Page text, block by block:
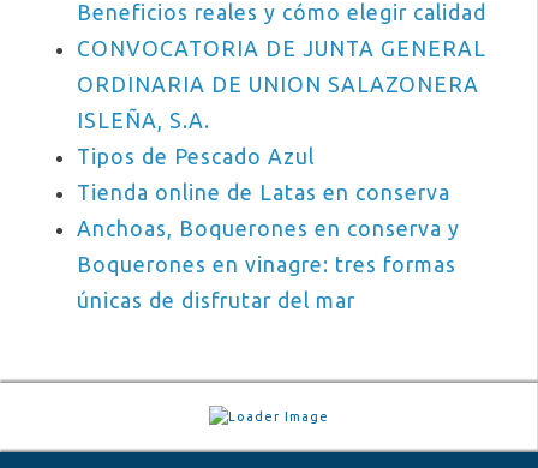
Beneficios reales y cómo elegir calidad
CONVOCATORIA DE JUNTA GENERAL
ORDINARIA DE UNION SALAZONERA
ISLEÑA, S.A.
Tipos de Pescado Azul
Tienda online de Latas en conserva
Anchoas, Boquerones en conserva y
Boquerones en vinagre: tres formas
únicas de disfrutar del mar